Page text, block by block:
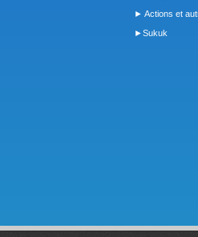
► Actions et
►Sukuk